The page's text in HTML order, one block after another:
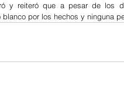
y reiteró que a pesar de los
por los hechos y ninguna